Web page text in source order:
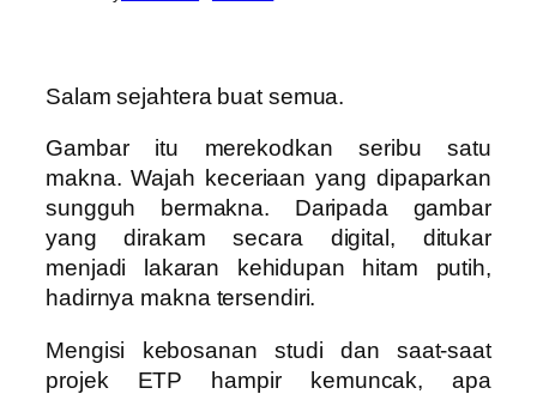
Salam sejahtera buat semua.
Gambar itu merekodkan seribu satu
makna. Wajah keceriaan yang dipaparkan
sungguh bermakna. Daripada gambar
yang dirakam secara digital, ditukar
menjadi lakaran kehidupan hitam putih,
hadirnya makna tersendiri.
Mengisi kebosanan studi dan saat-saat
projek ETP hampir kemuncak, apa